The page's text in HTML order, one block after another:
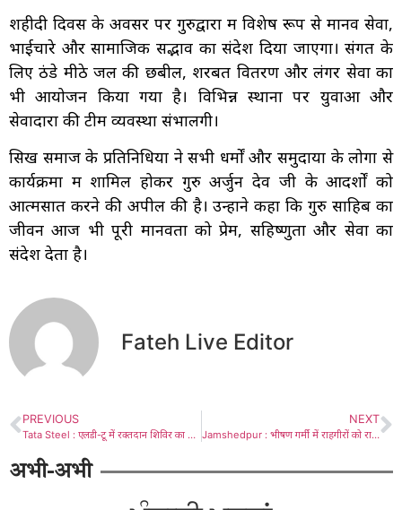
शहीदी दिवस के अवसर पर गुरुद्वारों में विशेष रूप से मानव सेवा,
भाईचारे और सामाजिक सद्भाव का संदेश दिया जाएगा। संगत के
लिए ठंडे मीठे जल की छबील, शरबत वितरण और लंगर सेवा का
भी आयोजन किया गया है। विभिन्न स्थानों पर युवाओं और
सेवादारों की टीमें व्यवस्था संभालेंगी।
सिख समाज के प्रतिनिधियों ने सभी धर्मों और समुदायों के लोगों से
कार्यक्रमों में शामिल होकर गुरु अर्जुन देव जी के आदर्शों को
आत्मसात करने की अपील की है। उन्होंने कहा कि गुरु साहिब का
जीवन आज भी पूरी मानवता को प्रेम, सहिष्णुता और सेवा का
संदेश देता है।
Fateh Live Editor
PREVIOUS
Tata Steel : एलडी-टू में रक्तदान शिविर का आयोजन, 9 महिलाओं सहित 190 ने किया महादान
NEXT
Jamshedpur : भीषण गर्मी में राहगीरों को राहत, डिमना रोड में शीतल पेयजल सेवा का आयोजन
अभी-अभी